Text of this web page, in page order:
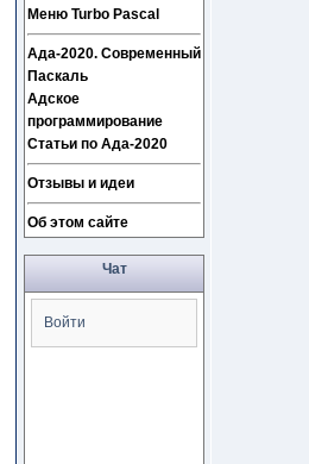
Меню Turbo Pascal
Ада-2020. Современный
Паскаль
Адское
программирование
Статьи по Ада-2020
Отзывы и идеи
Об этом сайте
Чат
Войти